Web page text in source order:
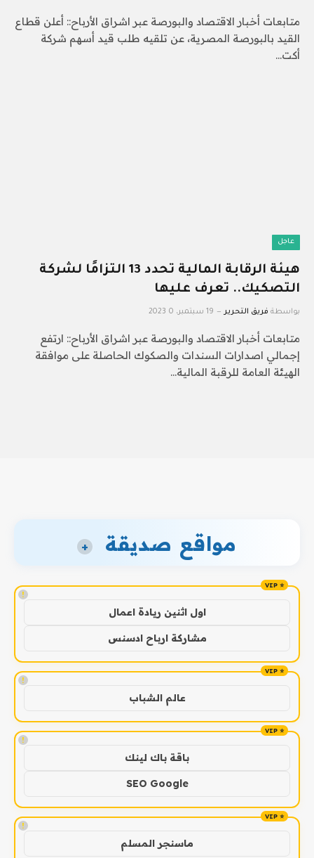
متابعات أخبار الاقتصاد والبورصة عبر اشراق الأرباح:: أعلن قطاع
القيد بالبورصة المصرية، عن تلقيه طلب قيد أسهم شركة
أكت…
عاجل
هيئة الرقابة المالية تحدد 13 التزامًا لشركة
التصكيك.. تعرف عليها
بواسطة فريق التحرير 19 سبتمبر، 2023 0
متابعات أخبار الاقتصاد والبورصة عبر اشراق الأرباح:: ارتفع
إجمالي اصدارات السندات والصكوك الحاصلة على موافقة
الهيئة العامة للرقبة المالية…
مواقع صديقة +
!
اول اثنين ريادة اعمال
مشاركة ارباح ادسنس
!
عالم الشباب
!
باقة باك لينك
SEO Google
!
ماسنجر المسلم